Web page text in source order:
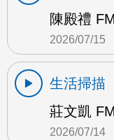
陳殿禮
2026/07/15
生活掃描
莊文凱
2026/07/14